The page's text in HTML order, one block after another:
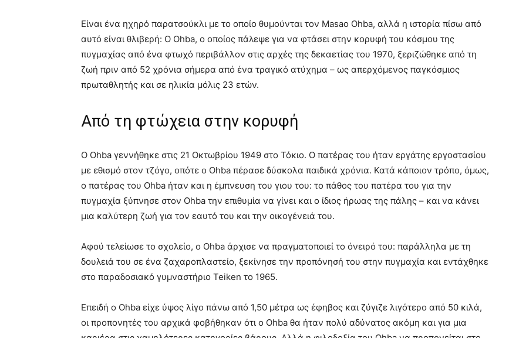
Είναι ένα ηχηρό παρατσούκλι με το οποίο θυμούνται τον Masao Ohba, αλλά η ιστορία πίσω από
αυτό είναι θλιβερή: Ο Ohba, ο οποίος πάλεψε για να φτάσει στην κορυφή του κόσμου της
πυγμαχίας από ένα φτωχό περιβάλλον στις αρχές της δεκαετίας του 1970, ξεριζώθηκε από τη
ζωή πριν από 52 χρόνια σήμερα από ένα τραγικό ατύχημα – ως απερχόμενος παγκόσμιος
πρωταθλητής και σε ηλικία μόλις 23 ετών.
Από τη φτώχεια στην κορυφή
Ο Ohba γεννήθηκε στις 21 Οκτωβρίου 1949 στο Τόκιο. Ο πατέρας του ήταν εργάτης εργοστασίου
με εθισμό στον τζόγο, οπότε ο Ohba πέρασε δύσκολα παιδικά χρόνια. Κατά κάποιον τρόπο, όμως,
ο πατέρας του Ohba ήταν και η έμπνευση του γιου του: το πάθος του πατέρα του για την
πυγμαχία ξύπνησε στον Ohba την επιθυμία να γίνει και ο ίδιος ήρωας της πάλης – και να κάνει
μια καλύτερη ζωή για τον εαυτό του και την οικογένειά του.
Αφού τελείωσε το σχολείο, ο Ohba άρχισε να πραγματοποιεί το όνειρό του: παράλληλα με τη
δουλειά του σε ένα ζαχαροπλαστείο, ξεκίνησε την προπόνησή του στην πυγμαχία και εντάχθηκε
στο παραδοσιακό γυμναστήριο Teiken το 1965.
Επειδή ο Ohba είχε ύψος λίγο πάνω από 1,50 μέτρα ως έφηβος και ζύγιζε λιγότερο από 50 κιλά,
οι προπονητές του αρχικά φοβήθηκαν ότι ο Ohba θα ήταν πολύ αδύνατος ακόμη και για μια